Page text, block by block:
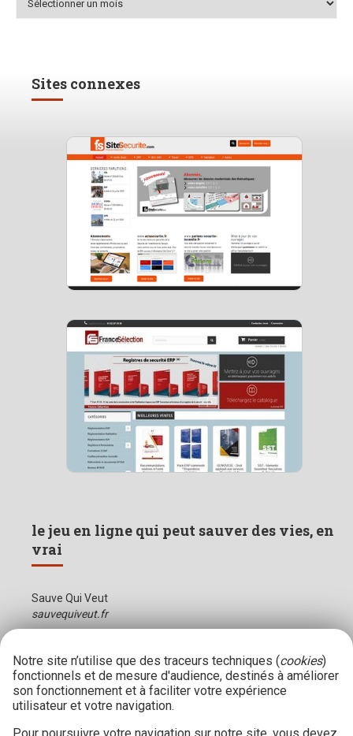
Sites connexes
le jeu en ligne qui peut sauver des vies, en
vrai
Sauve Qui Veut
sauvequiveut.fr
Notre site n’utilise que des traceurs techniques (cookies)
fonctionnels et de mesure d'audience, destinés à améliorer
son fonctionnement et à faciliter votre expérience
utilisateur et votre navigation.